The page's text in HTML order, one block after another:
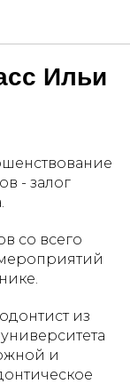
Ильи
- залог
со всего
из
и